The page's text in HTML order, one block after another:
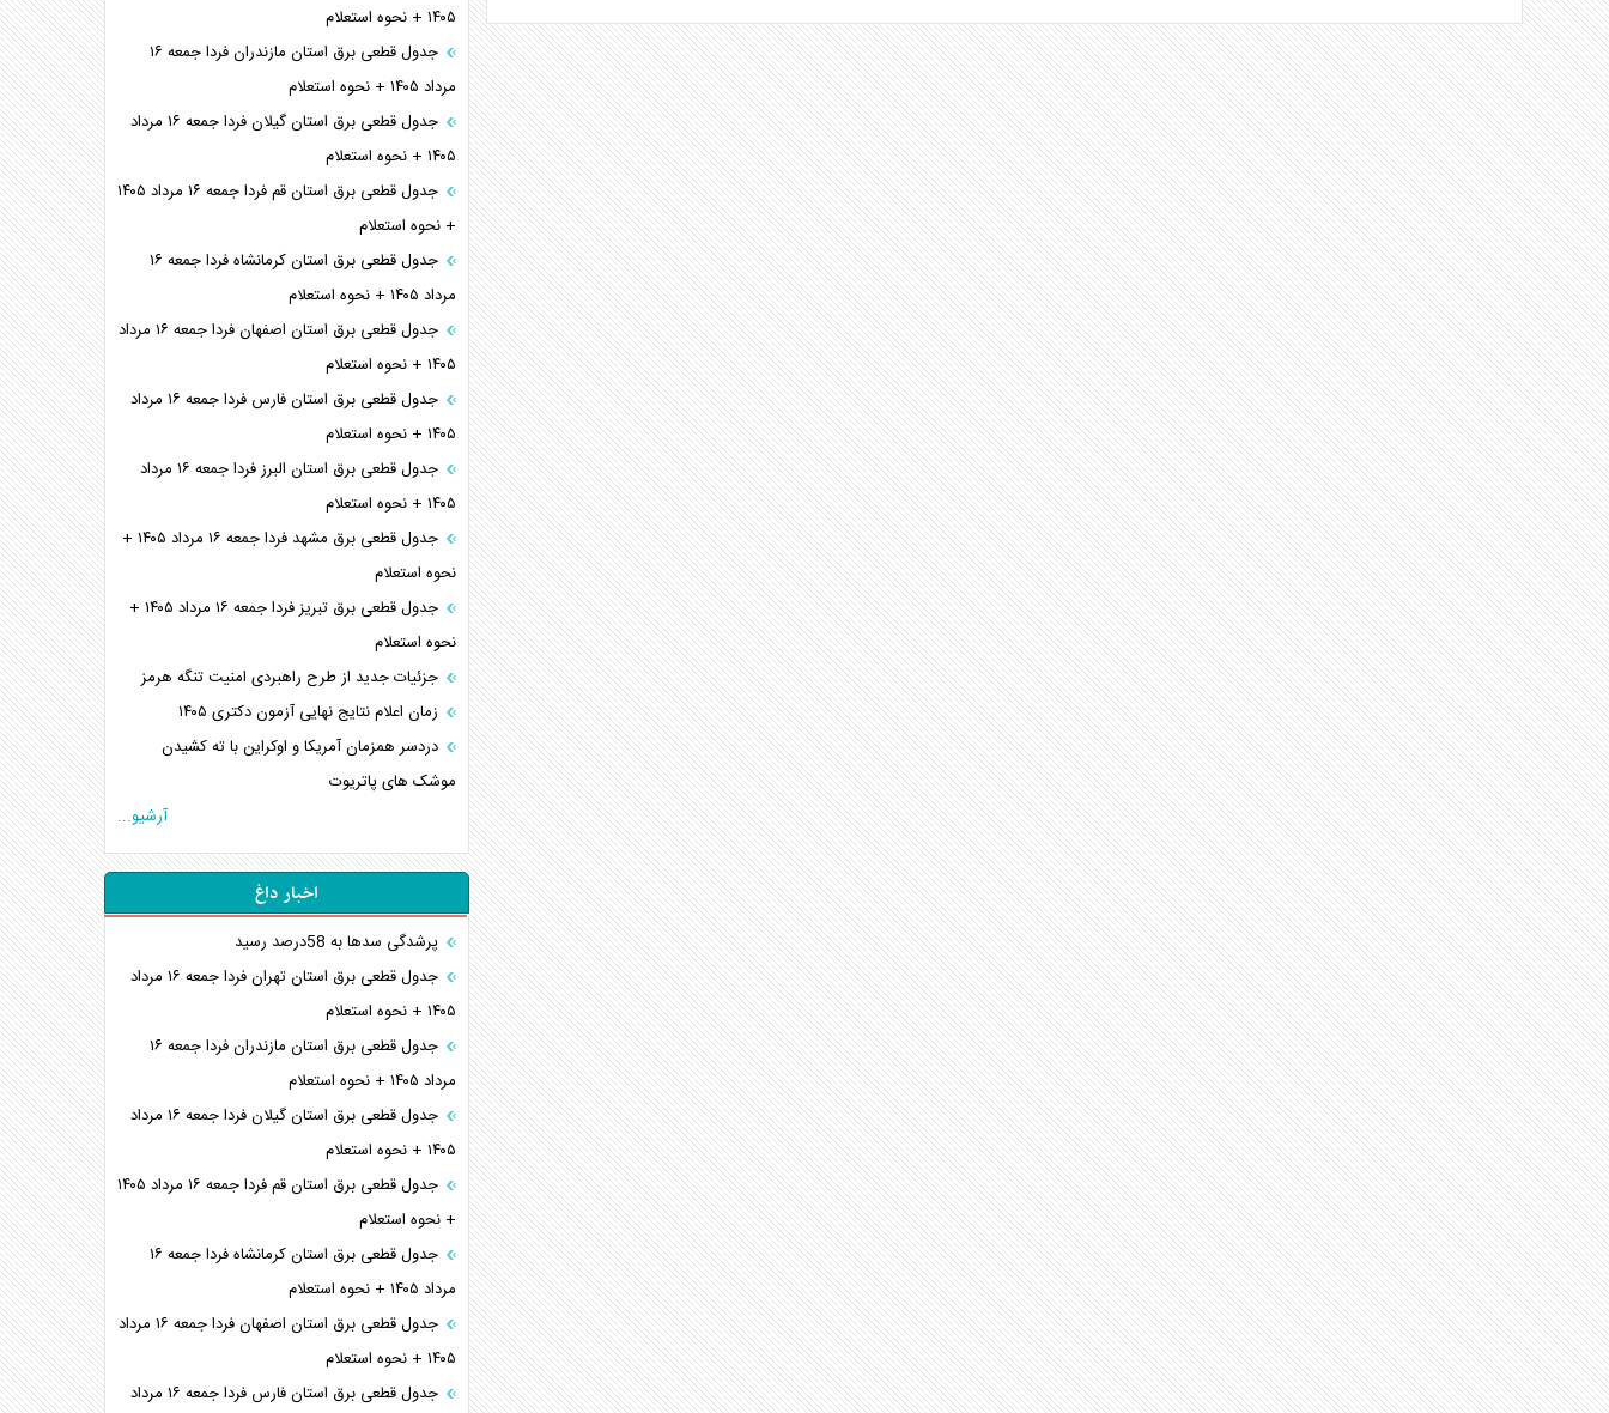
۱۴۰۵ + نحوه استعلام
جدول قطعی برق استان مازندران فردا جمعه ۱۶
مرداد ۱۴۰۵ + نحوه استعلام
جدول قطعی برق استان گیلان فردا جمعه ۱۶ مرداد
۱۴۰۵ + نحوه استعلام
جدول قطعی برق استان قم فردا جمعه ۱۶ مرداد ۱۴۰۵
+ نحوه استعلام
جدول قطعی برق استان کرمانشاه فردا جمعه ۱۶
مرداد ۱۴۰۵ + نحوه استعلام
جدول قطعی برق استان اصفهان فردا جمعه ۱۶ مرداد
۱۴۰۵ + نحوه استعلام
جدول قطعی برق استان فارس فردا جمعه ۱۶ مرداد
۱۴۰۵ + نحوه استعلام
جدول قطعی برق استان البرز فردا جمعه ۱۶ مرداد
۱۴۰۵ + نحوه استعلام
جدول قطعی برق مشهد فردا جمعه ۱۶ مرداد ۱۴۰۵ +
نحوه استعلام
جدول قطعی برق تبریز فردا جمعه ۱۶ مرداد ۱۴۰۵ +
نحوه استعلام
جزئیات جدید از طرح راهبردی امنیت تنگه هرمز
زمان اعلام نتایج نهایی آزمون دکتری ۱۴۰۵
دردسر همزمان آمریکا و اوکراین با ته کشیدن
موشک های پاتریوت
آرشیو...
اخبار داغ
پرشدگی سدها به 58درصد رسید
جدول قطعی برق استان تهران فردا جمعه ۱۶ مرداد
۱۴۰۵ + نحوه استعلام
جدول قطعی برق استان مازندران فردا جمعه ۱۶
مرداد ۱۴۰۵ + نحوه استعلام
جدول قطعی برق استان گیلان فردا جمعه ۱۶ مرداد
۱۴۰۵ + نحوه استعلام
جدول قطعی برق استان قم فردا جمعه ۱۶ مرداد ۱۴۰۵
+ نحوه استعلام
جدول قطعی برق استان کرمانشاه فردا جمعه ۱۶
مرداد ۱۴۰۵ + نحوه استعلام
جدول قطعی برق استان اصفهان فردا جمعه ۱۶ مرداد
۱۴۰۵ + نحوه استعلام
جدول قطعی برق استان فارس فردا جمعه ۱۶ مرداد